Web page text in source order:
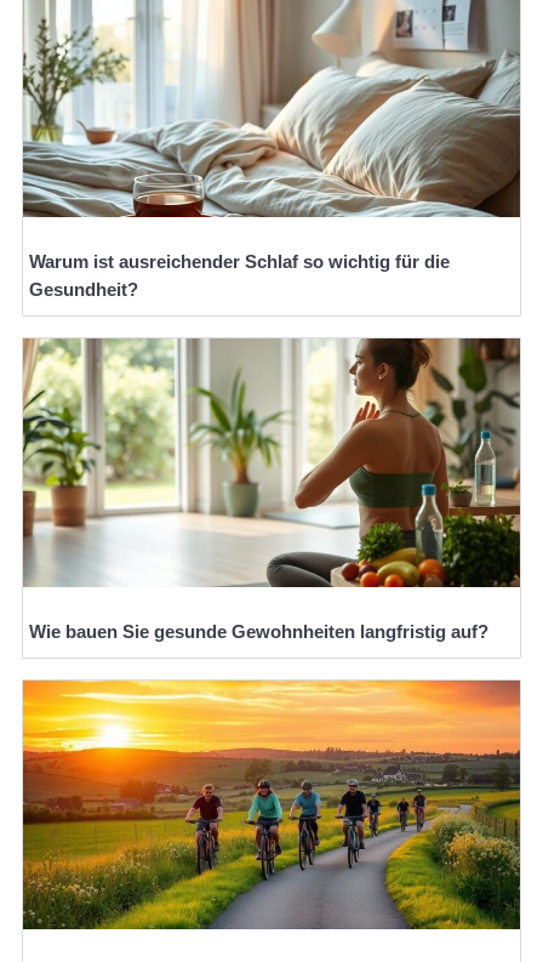
Warum ist ausreichender Schlaf so wichtig für die
Gesundheit?
Wie bauen Sie gesunde Gewohnheiten langfristig auf?